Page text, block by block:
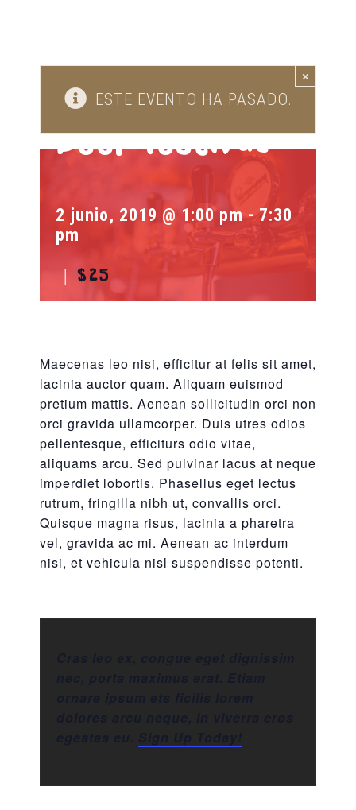
×
ESTE EVENTO HA PASADO.
Beer Festival
2 junio, 2019 @ 1:00 pm-7:30
pm
$25
Maecenas leo nisi, efficitur at felis sit amet,
lacinia auctor quam. Aliquam euismod
pretium mattis. Aenean sollicitudin orci non
orci gravida ullamcorper. Duis utres odios
pellentesque, efficiturs odio vitae,
aliquams arcu. Sed pulvinar lacus at neque
imperdiet lobortis. Phasellus eget lectus
rutrum, fringilla nibh ut, convallis orci.
Quisque magna risus, lacinia a pharetra
vel, gravida ac mi. Aenean ac interdum
nisi, et vehicula nisl suspendisse potenti.